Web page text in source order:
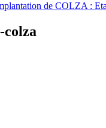
de COLZA :
colza